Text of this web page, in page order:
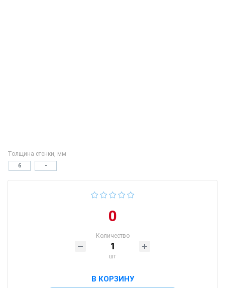
Толщина стенки, мм
6 -
0
Количество
шт
В КОРЗИНУ